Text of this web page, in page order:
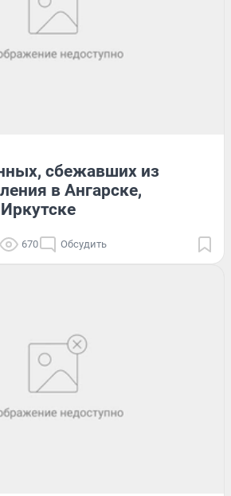
сбежавших из
в Ангарске,
670 Обсудить